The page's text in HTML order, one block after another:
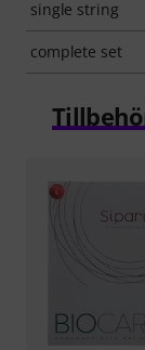
single string
complete set